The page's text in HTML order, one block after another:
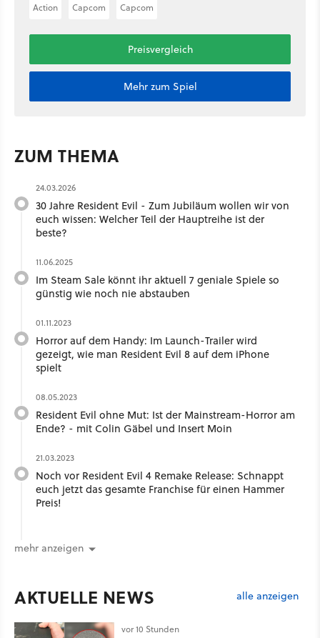
Action Capcom Capcom
Preisvergleich
Mehr zum Spiel
ZUM THEMA
24.03.2026
30 Jahre Resident Evil - Zum Jubiläum wollen wir von
euch wissen: Welcher Teil der Hauptreihe ist der
beste?
11.06.2025
Im Steam Sale könnt ihr aktuell 7 geniale Spiele so
günstig wie noch nie abstauben
01.11.2023
Horror auf dem Handy: Im Launch-Trailer wird
gezeigt, wie man Resident Evil 8 auf dem iPhone
spielt
08.05.2023
Resident Evil ohne Mut: Ist der Mainstream-Horror am
Ende? - mit Colin Gäbel und Insert Moin
21.03.2023
Noch vor Resident Evil 4 Remake Release: Schnappt
euch jetzt das gesamte Franchise für einen Hammer
Preis!
mehr anzeigen
AKTUELLE NEWS alle anzeigen
vor 10 Stunden